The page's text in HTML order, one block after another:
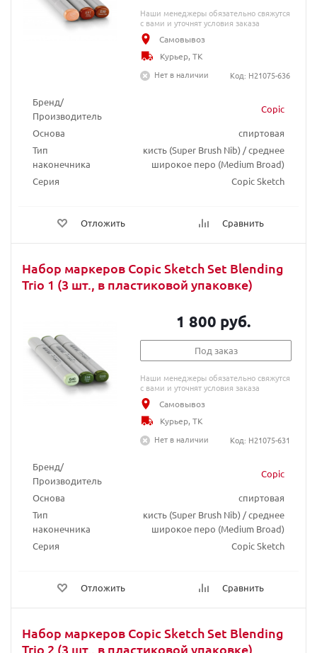
Бренд/
Производитель
Copic
Основа
спиртовая
Тип
наконечника
кисть (Super Brush Nib) / среднее
широкое перо (Medium Broad)
Серия
Copic Sketch
Отложить Сравнить
Наши менеджеры обязательно свяжутся
с вами и уточнят условия заказа
Самовывоз
Курьер, ТК
Нет в наличии
Код: H21075-636
Набор маркеров Copic Sketch Set Blending
Trio 1 (3 шт., в пластиковой упаковке)
Бренд/
Производитель
Copic
Основа
спиртовая
Тип
наконечника
кисть (Super Brush Nib) / среднее
широкое перо (Medium Broad)
Серия
Copic Sketch
Отложить Сравнить
1 800 руб.
Под заказ
Наши менеджеры обязательно свяжутся
с вами и уточнят условия заказа
Самовывоз
Курьер, ТК
Нет в наличии
Код: H21075-631
Набор маркеров Copic Sketch Set Blending
Trio 2 (3 шт., в пластиковой упаковке)